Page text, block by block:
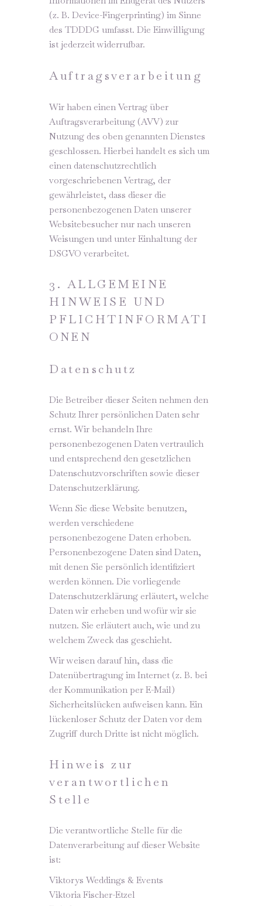
(z. B. Device-Fingerprinting) im Sinne
des TDDDG umfasst. Die Einwilligung
ist jederzeit widerrufbar.
Auftragsverarbeitung
Wir haben einen Vertrag über
Auftragsverarbeitung (AVV) zur
Nutzung des oben genannten Dienstes
geschlossen. Hierbei handelt es sich um
einen datenschutzrechtlich
vorgeschriebenen Vertrag, der
gewährleistet, dass dieser die
personenbezogenen Daten unserer
Websitebesucher nur nach unseren
Weisungen und unter Einhaltung der
DSGVO verarbeitet.
3. ALLGEMEINE
HINWEISE UND
PFLICHTINFORMATI
ONEN
Datenschutz
Die Betreiber dieser Seiten nehmen den
Schutz Ihrer persönlichen Daten sehr
ernst. Wir behandeln Ihre
personenbezogenen Daten vertraulich
und entsprechend den gesetzlichen
Datenschutzvorschriften sowie dieser
Datenschutzerklärung.
Wenn Sie diese Website benutzen,
werden verschiedene
personenbezogene Daten erhoben.
Personenbezogene Daten sind Daten,
mit denen Sie persönlich identifiziert
werden können. Die vorliegende
Datenschutzerklärung erläutert, welche
Daten wir erheben und wofür wir sie
nutzen. Sie erläutert auch, wie und zu
welchem Zweck das geschieht.
Wir weisen darauf hin, dass die
Datenübertragung im Internet (z. B. bei
der Kommunikation per E-Mail)
Sicherheitslücken aufweisen kann. Ein
lückenloser Schutz der Daten vor dem
Zugriff durch Dritte ist nicht möglich.
Hinweis zur
verantwortlichen
Stelle
Die verantwortliche Stelle für die
Datenverarbeitung auf dieser Website
ist:
Viktorys Weddings & Events
Viktoria Fischer-Etzel